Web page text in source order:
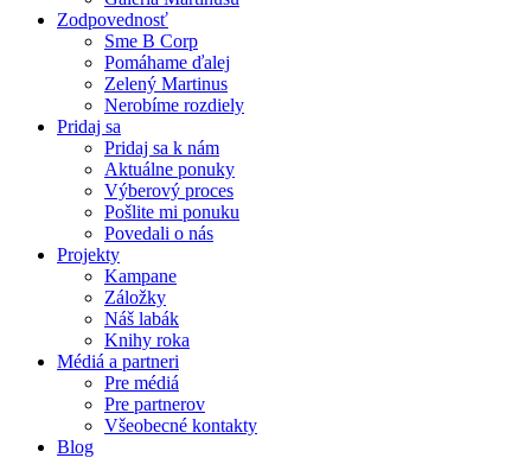
Zodpovednosť
Sme B Corp
Pomáhame ďalej
Zelený Martinus
Nerobíme rozdiely
Pridaj sa
Pridaj sa k nám
Aktuálne ponuky
Výberový proces
Pošlite mi ponuku
Povedali o nás
Projekty
Kampane
Záložky
Náš labák
Knihy roka
Médiá a partneri
Pre médiá
Pre partnerov
Všeobecné kontakty
Blog